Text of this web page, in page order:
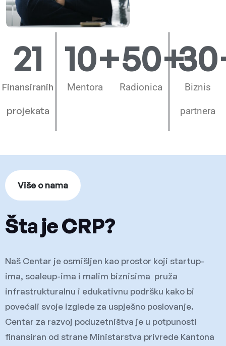
Finansiranih
projekata
21
Mentora
10+
Radionica
50+
Biznis
partnera
30
Više o nama
Šta je CRP?
Naš Centar je osmišljen kao prostor koji startup-
ima, scaleup-ima i malim biznisima pruža
infrastrukturalnu i edukativnu podršku kako bi
povećali svoje izglede za uspješno poslovanje.
Centar za razvoj poduzetništva je u potpunosti
finansiran od strane Ministarstva privrede Kantona